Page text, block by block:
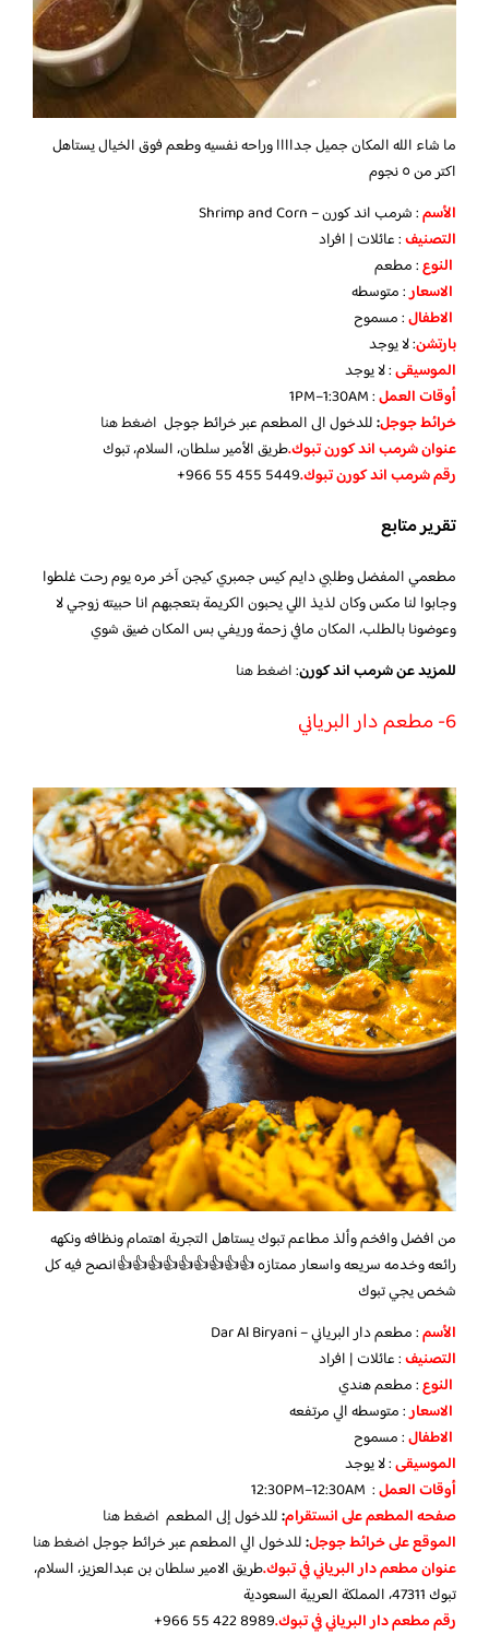
ما شاء الله المكان جميل جداااا وراحه نفسيه وطعم فوق الخيال يستاهل
اكتر من ٥ نجوم
الأسم: شرمب اند كورن – Shrimp and Corn
التصنيف: عائلات | افراد
النوع: مطعم
الاسعار: متوسطه
الاطفال: مسموح
بارتشن: لا يوجد
الموسيقى: لا يوجد
أوقات العمل: 1PM–1:30AM
خرائط جوجل:للدخول الى المطعم عبر خرائط جوجل اضغط هنا
عنوان شرمب اند كورن تبوك.طريق الأمير سلطان، السلام، تبوك
رقم شرمب اند كورن تبوك.
تقرير متابع
مطعمي المفضل وطلبي دايم كيس جمبري كيجن آخر مره يوم رحت غلطوا
وجابوا لنا مكس وكان لذيذ اللي يحبون الكريمة بتعجبهم انا حبيته زوجي لا
وعوضونا بالطلب، المكان مافي زحمة وريفي بس المكان ضيق شوي
للمزيد عن شرمب اند كورن:اضغط هنا
6- مطعم دار البرياني
من افضل وافخم وألذ مطاعم تبوك يستاهل التجربة اهتمام ونظافه ونكهه
رائعه وخدمه سريعه واسعار ممتازه 👍👍👍👍👍👍👍👍👍انصح فيه كل
شخص يجي تبوك
الأسم: مطعم دار البرياني – Dar Al Biryani
التصنيف: عائلات | افراد
النوع: مطعم هندي
الاسعار: متوسطه الي مرتفعه
الاطفال: مسموح
الموسيقى: لا يوجد
أوقات العمل: 12:30PM–12:30AM
صفحه المطعم على انستقرام:للدخول إلى المطعم اضغط هنا
الموقع على خرائط جوجل:للدخول الي المطعم عبر خرائط جوجلاضغط هنا
عنوان مطعم دار البرياني في تبوك.طريق الامير سلطان بن عبدالعزيز، السلام،
تبوك 47311، المملكة العربية السعودية
رقم مطعم دار البرياني في تبوك.